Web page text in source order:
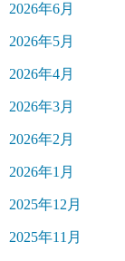
2026年6月
2026年5月
2026年4月
2026年3月
2026年2月
2026年1月
2025年12月
2025年11月